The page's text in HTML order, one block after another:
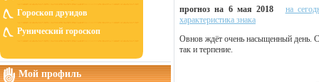
Гороскоп друидов
Рунический гороскоп
Мой профиль
прогноз на 6 мая 2018
на
характеристика знака
Овнов ждёт очень насыщенный день.
так и терпение.